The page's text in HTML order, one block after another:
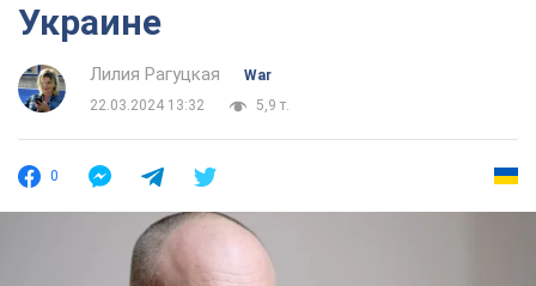
Украине
Лилия Рагуцкая
War
22.03.2024 13:32
5,9 т.
0